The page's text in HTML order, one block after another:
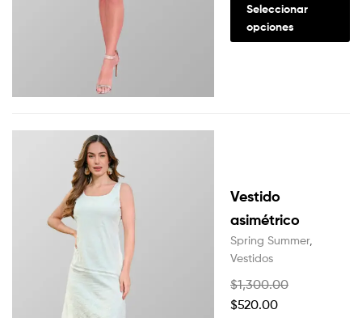
Seleccionar
opciones
Vestido
asimétrico
Spring Summer,
Vestidos
$1,300.00
$520.00